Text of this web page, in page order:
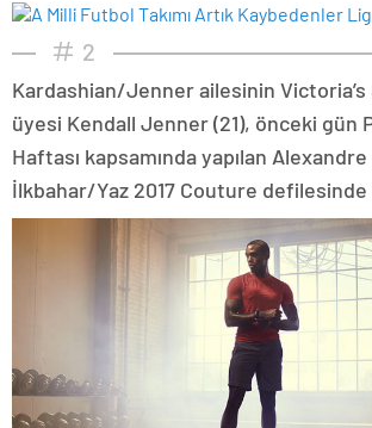
2
Kardashian/Jenner ailesinin
üyesi Kendall Jenner (21), önceki gün
Haftası kapsamında yapılan
İlkbahar/Yaz 2017 Couture defilesinde